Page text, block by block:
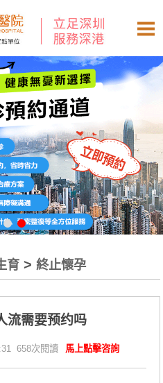
育 >終止懷孕
流需要预约吗
658次閱讀 馬上點擊咨詢